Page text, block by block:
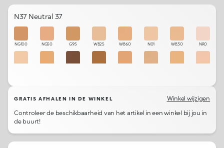
N37 Neutral 37
NG100 NG50 G95 WB25 WB60 N01 WB30 NR0
CR20 CR05 R180 WB40 NR95 WR01 NR10 NG110
GRATIS AFHALEN IN DE WINKEL
Winkel wijzigen
Controleer de beschikbaarheid van het artikel in een winkel bij jou in
de buurt!